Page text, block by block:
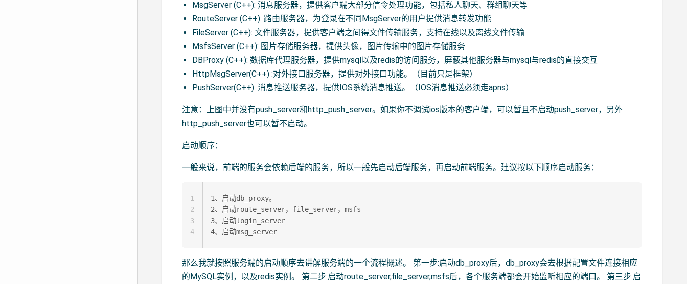
MsgServer (C++): 消息服务器，提供客户端大部分信令处理功能，包括私人聊天、群组聊天等
RouteServer (C++): 路由服务器，为登录在不同MsgServer的用户提供消息转发功能
FileServer (C++): 文件服务器，提供客户端之间得文件传输服务，支持在线以及离线文件传输
MsfsServer (C++): 图片存储服务器，提供头像，图片传输中的图片存储服务
DBProxy (C++): 数据库代理服务器，提供mysql以及redis的访问服务，屏蔽其他服务器与mysql与redis的直接交互
HttpMsgServer(C++) :对外接口服务器，提供对外接口功能。（目前只是框架）
PushServer(C++): 消息推送服务器，提供IOS系统消息推送。（IOS消息推送必须走apns）
注意：上图中并没有push_server和http_push_server。如果你不调试ios版本的客户端，可以暂且不启动push_server，另外
http_push_server也可以暂不启动。
启动顺序：
一般来说，前端的服务会依赖后端的服务，所以一般先启动后端服务，再启动前端服务。建议按以下顺序启动服务：
1、启动db_proxy。
2、启动route_server，file_server，msfs
3、启动login_server
1
2
3
4
那么我就按照服务端的启动顺序去讲解服务端的一个流程概述。 第一步:启动db_proxy后，db_proxy会去根据配置文件连接相应
的MySQL实例，以及redis实例。 第二步:启动route_server,file_server,msfs后，各个服务端都会开始监听相应的端口。 第三步:启